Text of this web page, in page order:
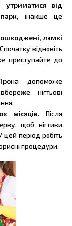
утриматися від
інакше це
ламкі
відновіть
приступайте до
на допоможе
нігтьові
місяців. Після
щоб нігтики
цей період робіть
процедури.